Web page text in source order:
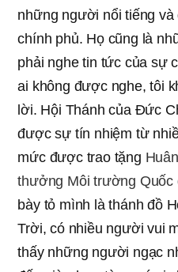
những người nổi tiếng
chính phủ. Họ cũng là
phải nghe tin tức của sự
ai không được nghe, tôi
lời. Hội Thánh của Đức
được sự tín nhiệm từ
mức được trao tặng
thưởng Môi trường Quốc
bày tỏ mình là thánh đồ
Trời, có nhiều người vui
thấy những người ngạc